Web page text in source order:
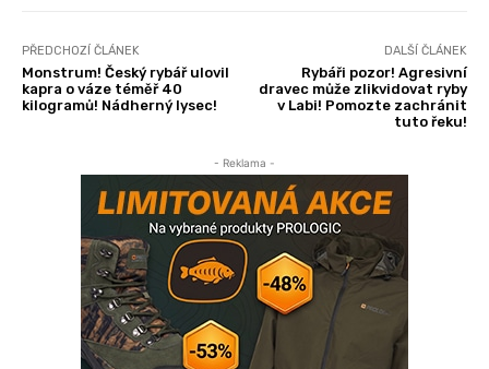
PŘEDCHOZÍ ČLÁNEK
Monstrum! Český rybář ulovil
kapra o váze téměř 40
kilogramů! Nádherný lysec!
DALŠÍ ČLÁNEK
Rybáři pozor! Agresivní
dravec může zlikvidovat ryby
v Labi! Pomozte zachránit
tuto řeku!
- Reklama -